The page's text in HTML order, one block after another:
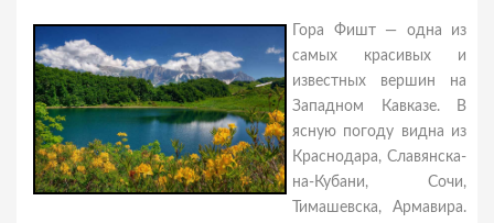
Гора Фишт — одна из
самых красивых и
известных вершин на
Западном Кавказе. В
ясную погоду видна из
Краснодара, Славянска-
на-Кубани, Сочи,
Тимашевска, Армавира.